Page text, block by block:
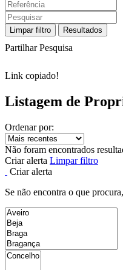
Limpar filtro Resultados
Partilhar Pesquisa
Link copiado!
Listagem de
Ordenar por:
Não foram encontrados
Criar alerta Limpar filtro
Criar alerta
Se não encontra o que